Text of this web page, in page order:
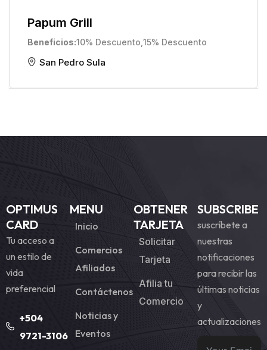
Papum Grill
Beneficios 10% Descuento 15% Descuento
San Pedro Sula
OPTIMUS
CARD
Tu acceso a
un estilo de
vida
preferencial
+504
9721-3106
MENU
Inicio
Comercios
Afiliados
Contáctenos
Noticias y
Eventos
OBTENER
TARJETA
Solicitar
Tarjeta
Afilia tu
Comercio
SUBSCRIBE
suscríbete a
nuestras
notificaciones
para recibir las
últimas noticias
y
actualizaciones